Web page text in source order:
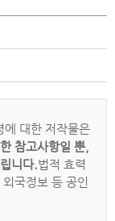
에 대한 저작물은
참고사항일 뿐,
니다.법적 효력
국정보 등 공인